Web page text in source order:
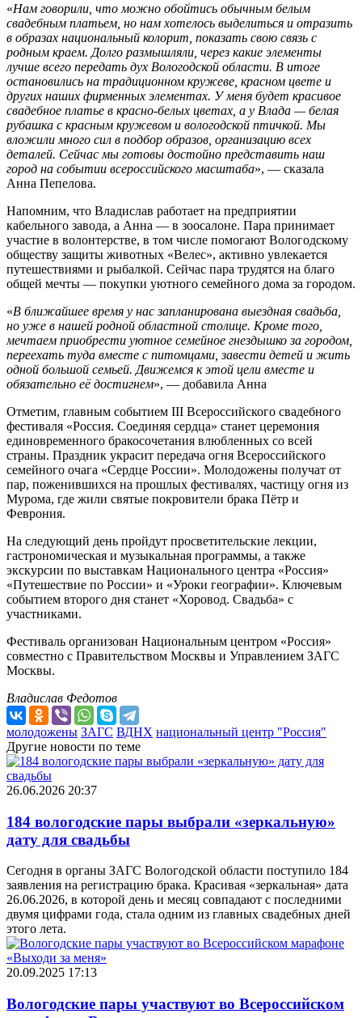
«Нам говорили, что можно обойтись обычным белым
свадебным платьем, но нам хотелось выделиться и отразить
в образах национальный колорит, показать свою связь с
родным краем. Долго размышляли, через какие элементы
лучше всего передать дух Вологодской области. В итоге
остановились на традиционном кружеве, красном цвете и
других наших фирменных элементах. У меня будет красивое
свадебное платье в красно-белых цветах, а у Влада — белая
рубашка с красным кружевом и вологодской птичкой. Мы
вложили много сил в подбор образов, организацию всех
деталей. Сейчас мы готовы достойно представить наш
город на событии всероссийского масштаба», — сказала
Анна Пепелова.
Напомним, что Владислав работает на предприятии
кабельного завода, а Анна — в зоосалоне. Пара принимает
участие в волонтерстве, в том числе помогают Вологодскому
обществу защиты животных «Велес», активно увлекается
путешествиями и рыбалкой. Сейчас пара трудятся на благо
общей мечты — покупки уютного семейного дома за городом.
«В ближайшее время у нас запланирована выездная свадьба,
но уже в нашей родной областной столице. Кроме того,
мечтаем приобрести уютное семейное гнездышко за городом,
переехать туда вместе с питомцами, завести детей и жить
одной большой семьей. Движемся к этой цели вместе и
обязательно её достигнем», — добавила Анна
Отметим, главным событием III Всероссийского свадебного
фестиваля «Россия. Соединяя сердца» станет церемония
единовременного бракосочетания влюбленных со всей
страны. Праздник украсит передача огня Всероссийского
семейного очага «Сердце России». Молодожены получат от
пар, поженившихся на прошлых фестивалях, частицу огня из
Мурома, где жили святые покровители брака Пётр и
Феврония.
На следующий день пройдут просветительские лекции,
гастрономическая и музыкальная программы, а также
экскурсии по выставкам Национального центра «Россия»
«Путешествие по России» и «Уроки географии». Ключевым
событием второго дня станет «Хоровод. Свадьба» с
участниками.
Фестиваль организован Национальным центром «Россия»
совместно с Правительством Москвы и Управлением ЗАГС
Москвы.
Владислав Федотов
молодожены ЗАГС ВДНХ национальный центр "Россия"
Другие новости по теме
26.06.2026 20:37
184 вологодские пары выбрали «зеркальную»
дату для свадьбы
Сегодня в органы ЗАГС Вологодской области поступило 184
заявления на регистрацию брака. Красивая «зеркальная» дата
26.06.2026, в которой день и месяц совпадают с последними
двумя цифрами года, стала одним из главных свадебных дней
этого лета.
20.09.2025 17:13
Вологодские пары участвуют во Всероссийском